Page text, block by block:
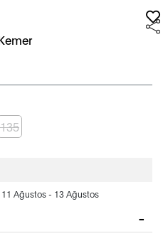
135
11 Ağustos - 13 Ağustos